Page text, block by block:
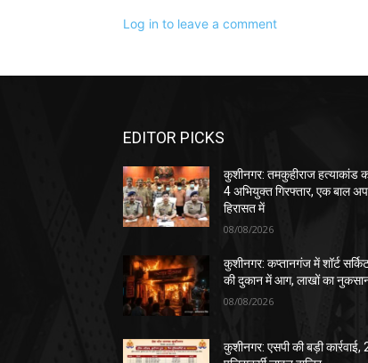
Log in to leave a comment
EDITOR PICKS
कुशीनगर: तमकुहीराज हत्याकांड
4 अभियुक्त गिरफ्तार, एक बाल
हिरासत में
08/08/2026
कुशीनगर: कप्तानगंज में शॉर्ट
की दुकान में आग, लाखों का
08/08/2026
कुशीनगर: एसपी की बड़ी कार्रवाई,